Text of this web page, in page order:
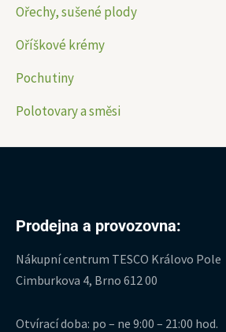
Ořechy, sušené plody
Oříškové krémy
Pochutiny
Polotovary a směsi
Prodejna a provozovna:
Nákupní centrum TESCO Královo Pole
Cimburkova 4, Brno 612 00
Otvírací doba: po – ne 9:00 – 21:00 hod.